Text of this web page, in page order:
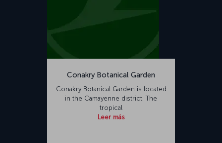
Conakry Botanical Garden
Conakry Botanical Garden is located
in the Camayenne district. The
tropical
Leer más